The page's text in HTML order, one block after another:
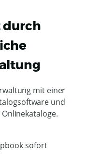
durch
mit einer
und